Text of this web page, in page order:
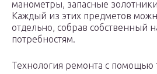
манометры, запасные
Каждый из этих предметов
отдельно, собрав собственный
потребностям.
Технология ремонта с помощью